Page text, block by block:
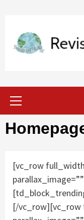
content
[vc_row
[/vc_row][vc_row